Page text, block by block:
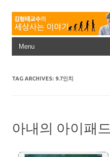
Skip to content
TAG ARCHIVES: 9.7인치
아내의 아이패드